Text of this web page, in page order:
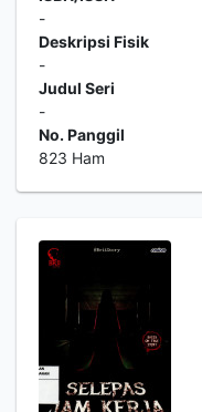
-
Deskripsi Fisik
-
Judul Seri
-
No. Panggil
823 Ham